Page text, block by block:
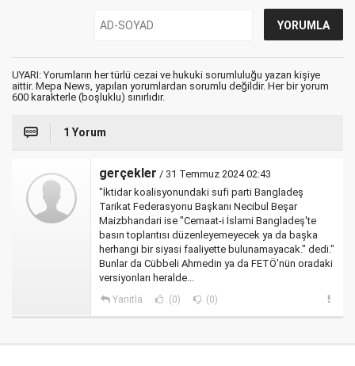
UYARI: Yorumların her türlü cezai ve hukuki sorumluluğu yazan kişiye
aittir. Mepa News, yapılan yorumlardan sorumlu değildir. Her bir yorum
600 karakterle (boşluklu) sınırlıdır.
1 Yorum
gerçekler / 31 Temmuz 2024 02:43
"İktidar koalisyonundaki sufi parti Bangladeş
Tarikat Federasyonu Başkanı Necibul Beşar
Maizbhandari ise "Cemaat-i İslami Bangladeş'te
basın toplantısı düzenleyemeyecek ya da başka
herhangi bir siyasi faaliyette bulunamayacak." dedi."
Bunlar da Cübbeli Ahmedin ya da FETÖ'nün oradaki
versiyonları heralde...
Yanıtla (0) (0)